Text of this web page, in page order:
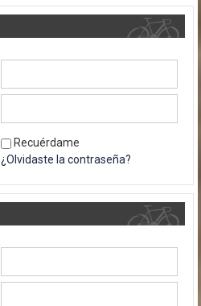
Recuérdame
¿Olvidaste la contraseña?